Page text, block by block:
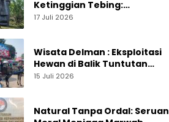
Ketinggian Tebing:
Menelusuri Pesona On The
17 Juli 2026
Wisata Delman : Eksploitasi
Hewan di Balik Tuntutan
Perut Kusir
15 Juli 2026
Natural Tanpa Ordal: Seruan